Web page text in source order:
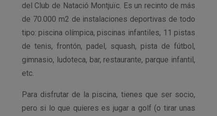
del Club de Natació Montjuïc. Es un recinto de más
de 70.000 m2 de instalaciones deportivas de todo
tipo: piscina olímpica, piscinas infantiles, 11 pistas
de tenis, frontón, padel, squash, pista de fútbol,
gimnasio, ludoteca, bar, restaurante, parque infantil,
etc.
Para disfrutar de la piscina, tienes que ser socio,
pero si lo que quieres es jugar a golf (o tirar unas